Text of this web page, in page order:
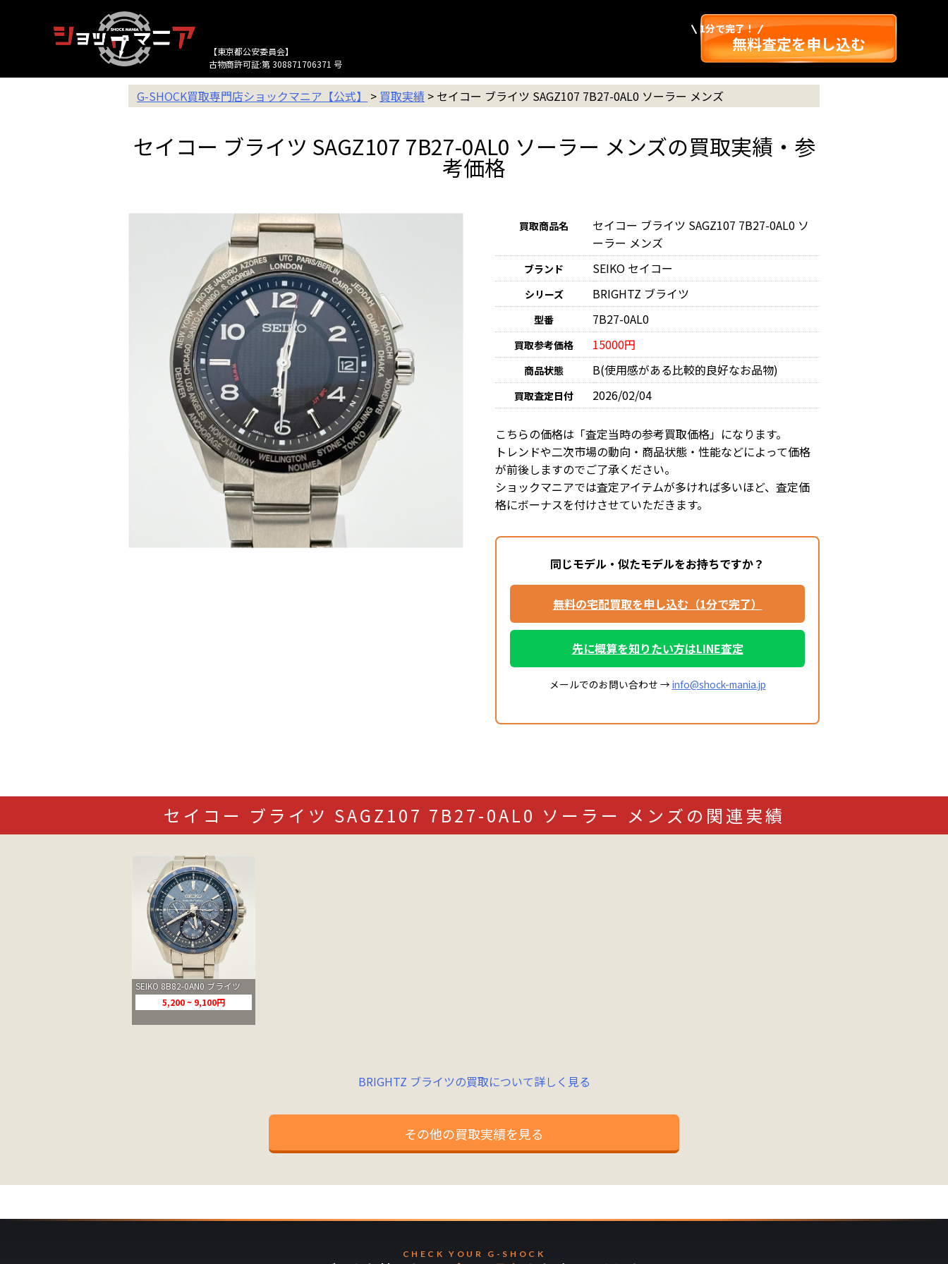
【東京都公安委員会】
古物商許可証:第 308871706371 号
1分で完了！
無料査定を申し込む
G-SHOCK買取専門店ショックマニア【公式】 > 買取実績 > セイコー ブライツ SAGZ107 7B27-0AL0 ソーラー メンズ
セイコー ブライツ SAGZ107 7B27-0AL0 ソーラー メンズの買取実績・参
考価格
買取商品名
セイコー ブライツ SAGZ107 7B27-0AL0 ソ
ーラー メンズ
ブランド SEIKO セイコー
シリーズ BRIGHTZ ブライツ
型番 7B27-0AL0
買取参考価格 15000円
商品状態 B(使用感がある比較的良好なお品物)
買取査定日付 2026/02/04
こちらの価格は「査定当時の参考買取価格」になります。
トレンドや二次市場の動向・商品状態・性能などによって価格
が前後しますのでご了承ください。
ショックマニアでは査定アイテムが多ければ多いほど、査定価
格にボーナスを付けさせていただきます。
同じモデル・似たモデルをお持ちですか？
無料の宅配買取を申し込む（1分で完了）
先に概算を知りたい方はLINE査定
メールでのお問い合わせ → info@shock-mania.jp
セイコー ブライツ SAGZ107 7B27-0AL0 ソーラー メンズの関連実績
SEIKO 8B82-0AN0 ブライツ
5,200 ~ 9,100円
BRIGHTZ ブライツの買取について詳しく見る
その他の買取実績を見る
CHECK YOUR G-SHOCK